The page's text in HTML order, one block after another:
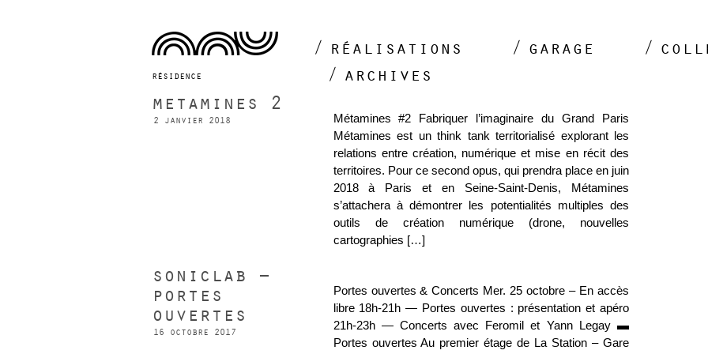
réalisations garage
archives
résidence
metamines 2
2 janvier 2018
Métamines #2 Fabriquer l’imaginaire du Grand Paris
Métamines est un think tank territorialisé explorant les
relations entre création, numérique et mise en récit des
territoires. Pour ce second opus, qui prendra place en juin
2018 à Paris et en Seine-Saint-Denis, Métamines
s’attachera à démontrer les potentialités multiples des
outils de création numérique (drone, nouvelles
cartographies […]
soniclab –
portes
ouvertes
16 octobre 2017
Portes ouvertes & Concerts Mer. 25 octobre – En accès
libre 18h-21h — Portes ouvertes : présentation et apéro
21h-23h — Concerts avec Feromil et Yann Legay ▬
Portes ouvertes Au premier étage de La Station – Gare